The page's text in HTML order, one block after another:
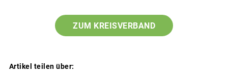
ZUM KREISVERBAND
Artikel teilen über: